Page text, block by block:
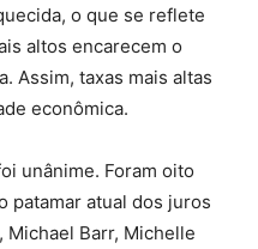
o que se reflete
altos encarecem o
Assim, taxas mais altas
econômica.
unânime. Foram oito
patamar atual dos juros
Michael Barr, Michelle